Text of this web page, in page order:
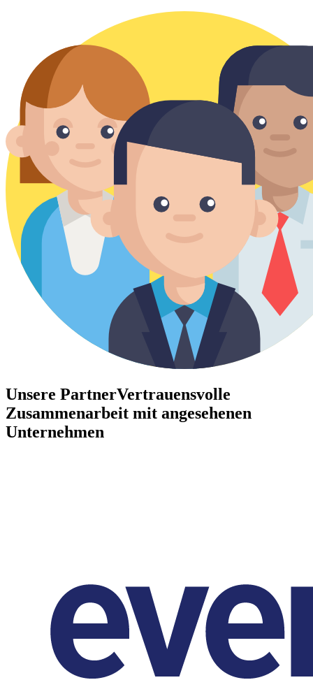
Unsere PartnerVertrauensvolle
Zusammenarbeit mit angesehenen
Unternehmen